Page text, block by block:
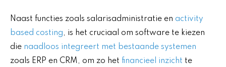
Naast functies zoals salarisadministratie en activity
based costing, is het cruciaal om software te kiezen
die naadloos integreert met bestaande systemen
zoals ERP en CRM, om zo het financieel inzicht te